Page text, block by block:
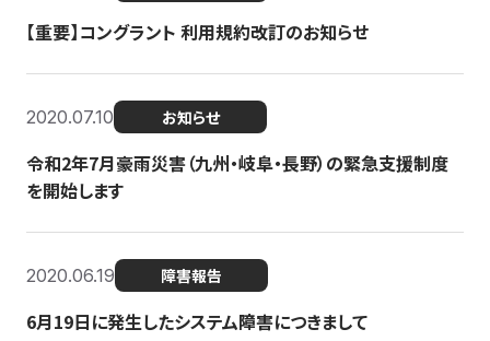
【重要】コングラント 利用規約改訂のお知らせ
2020.07.10 お知らせ
令和2年7月豪雨災害（九州・岐阜・長野）の緊急支援制度
を開始します
2020.06.19 障害報告
6月19日に発生したシステム障害につきまして